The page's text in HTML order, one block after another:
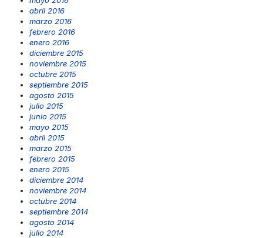
abril 2016
marzo 2016
febrero 2016
enero 2016
diciembre 2015
noviembre 2015
octubre 2015
septiembre 2015
agosto 2015
julio 2015
junio 2015
mayo 2015
abril 2015
marzo 2015
febrero 2015
enero 2015
diciembre 2014
noviembre 2014
octubre 2014
septiembre 2014
agosto 2014
julio 2014